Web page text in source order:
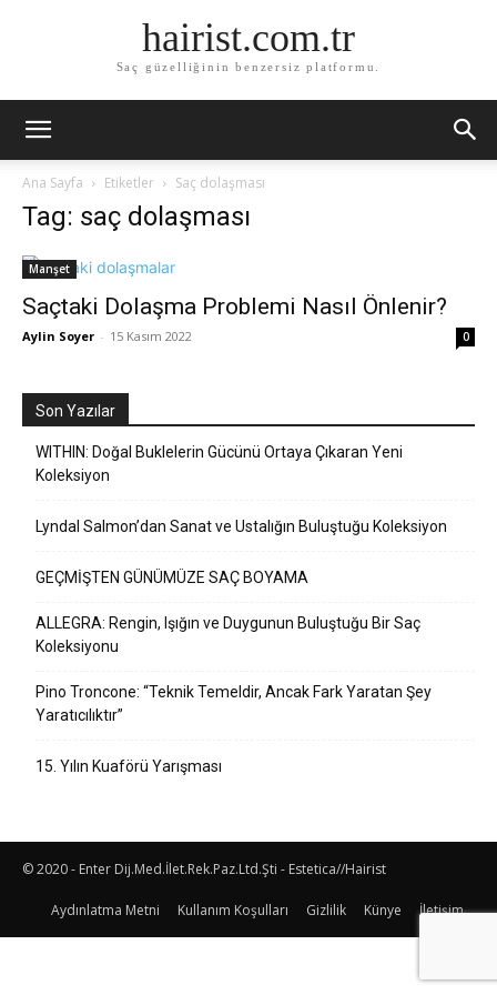
hairist.com.tr
Saç güzelliğinin benzersiz platformu.
Ana Sayfa Etiketler Saç dolaşması
Tag: saç dolaşması
Manşet
Saçtaki Dolaşma Problemi Nasıl Önlenir?
Aylin Soyer - 15 Kasım 2022 0
Son Yazılar
WITHIN: Doğal Buklelerin Gücünü Ortaya Çıkaran Yeni
Koleksiyon
Lyndal Salmon’dan Sanat ve Ustalığın Buluştuğu Koleksiyon
GEÇMİŞTEN GÜNÜMÜZE SAÇ BOYAMA
ALLEGRA: Rengin, Işığın ve Duygunun Buluştuğu Bir Saç
Koleksiyonu
Pino Troncone: “Teknik Temeldir, Ancak Fark Yaratan Şey
Yaratıcılıktır”
15. Yılın Kuaförü Yarışması
© 2020 - Enter Dij.Med.İlet.Rek.Paz.Ltd.Şti - Estetica//Hairist
Aydınlatma Metni Kullanım Koşulları Gizlilik Künye İletişim